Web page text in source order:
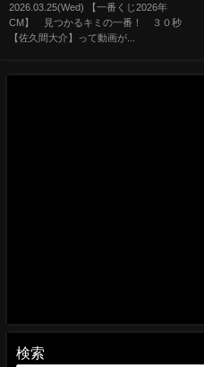
2026.03.25(Wed) 【一番くじ2026年
CM】 見つかるキミの一番！ ３０秒
【佐久間大介】って動画が...
検索